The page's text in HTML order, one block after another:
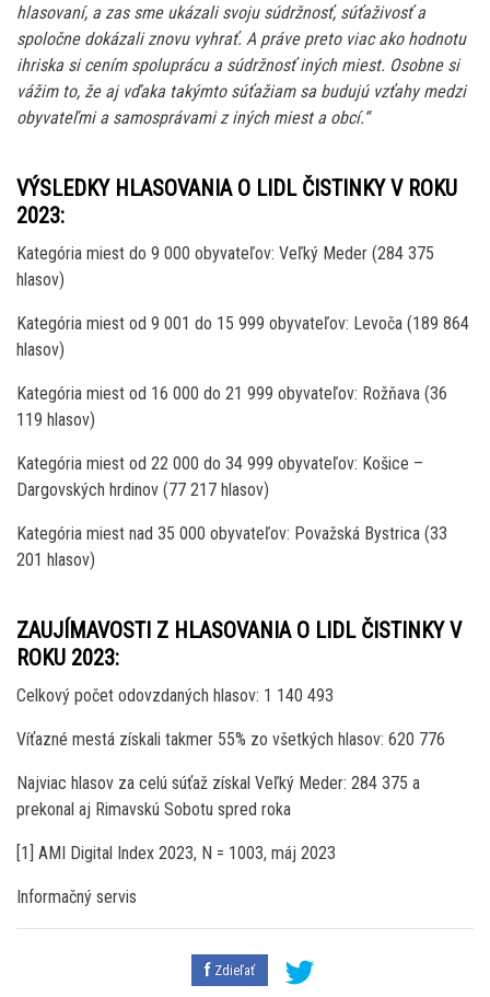
hlasovaní, a zas sme ukázali svoju súdržnosť, súťaživosť a
spoločne dokázali znovu vyhrať. A práve preto viac ako hodnotu
ihriska si cením spoluprácu a súdržnosť iných miest. Osobne si
vážim to, že aj vďaka takýmto súťažiam sa budujú vzťahy medzi
obyvateľmi a samosprávami z iných miest a obcí.“
VÝSLEDKY HLASOVANIA O LIDL ČISTINKY V ROKU
2023:
Kategória miest do 9 000 obyvateľov: Veľký Meder (284 375
hlasov)
Kategória miest od 9 001 do 15 999 obyvateľov: Levoča (189 864
hlasov)
Kategória miest od 16 000 do 21 999 obyvateľov: Rožňava (36
119 hlasov)
Kategória miest od 22 000 do 34 999 obyvateľov: Košice –
Dargovských hrdinov (77 217 hlasov)
Kategória miest nad 35 000 obyvateľov: Považská Bystrica (33
201 hlasov)
ZAUJÍMAVOSTI Z HLASOVANIA O LIDL ČISTINKY V
ROKU 2023:
Celkový počet odovzdaných hlasov: 1 140 493
Víťazné mestá získali takmer 55% zo všetkých hlasov: 620 776
Najviac hlasov za celú súťaž získal Veľký Meder: 284 375 a
prekonal aj Rimavskú Sobotu spred roka
[1] AMI Digital Index 2023, N = 1003, máj 2023
Informačný servis
Zdieľať